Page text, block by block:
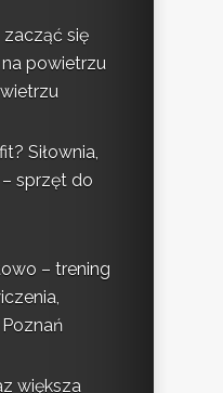
się
powietrzu
Siłownia,
sprzęt do
– trening
większa